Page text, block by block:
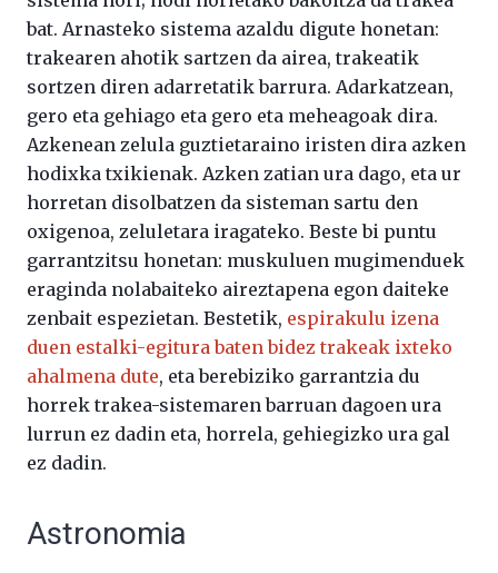
bat. Arnasteko sistema azaldu digute honetan:
trakearen ahotik sartzen da airea, trakeatik
sortzen diren adarretatik barrura. Adarkatzean,
gero eta gehiago eta gero eta meheagoak dira.
Azkenean zelula guztietaraino iristen dira azken
hodixka txikienak. Azken zatian ura dago, eta ur
horretan disolbatzen da sisteman sartu den
oxigenoa, zeluletara iragateko. Beste bi puntu
garrantzitsu honetan: muskuluen mugimenduek
eraginda nolabaiteko aireztapena egon daiteke
zenbait espezietan. Bestetik, espirakulu izena
duen estalki-egitura baten bidez trakeak ixteko
ahalmena dute, eta berebiziko garrantzia du
horrek trakea-sistemaren barruan dagoen ura
lurrun ez dadin eta, horrela, gehiegizko ura gal
ez dadin.
Astronomia